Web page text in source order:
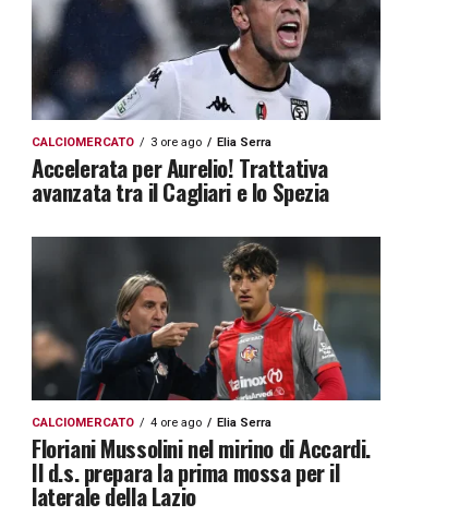
CALCIOMERCATO 3 ore ago Elia Serra
Accelerata per Aurelio! Trattativa
avanzata tra il Cagliari e lo Spezia
CALCIOMERCATO 4 ore ago Elia Serra
Floriani Mussolini nel mirino di Accardi.
Il d.s. prepara la prima mossa per il
laterale della Lazio